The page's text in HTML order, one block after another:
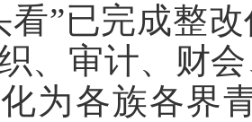
看”已完成整
、审计、财
为各族各界